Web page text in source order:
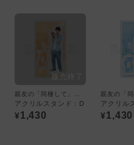
親友の「同棲して」に「うん」て言うまで
アクリルスタンド：D
¥1,430
アクリル
¥1,430